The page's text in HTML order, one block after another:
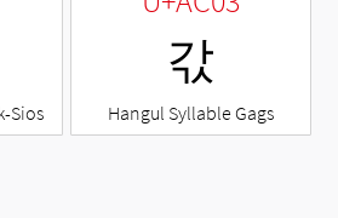
Sios
갃
Hangul Syllable Gags